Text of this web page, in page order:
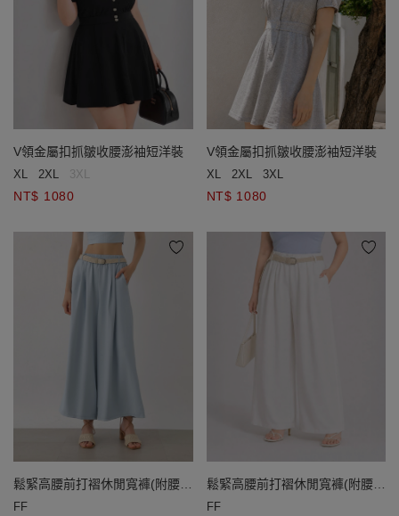
V領金屬扣抓皺收腰澎袖短洋裝
XL 2XL 3XL
NT$ 1080
V領金屬扣抓皺收腰澎袖短洋裝
XL 2XL 3XL
NT$ 1080
鬆緊高腰前打褶休閒寬褲(附腰
帶)
FF
鬆緊高腰前打褶休閒寬褲(附腰
帶)
FF